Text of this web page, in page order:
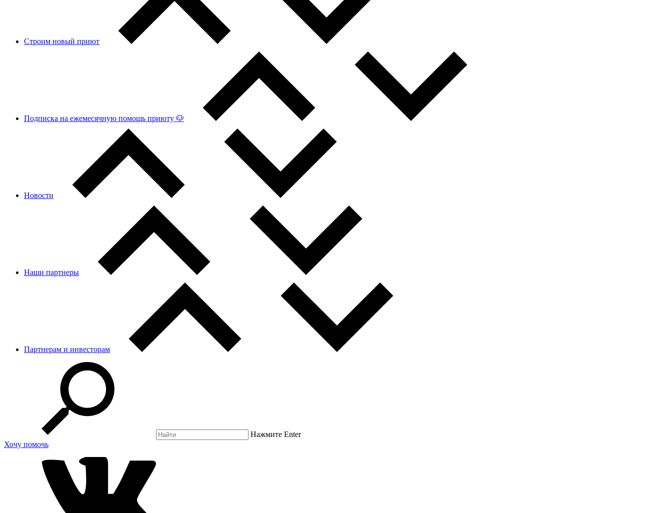
Строим новый приют
Подписка на ежемесячную помощь приюту 🐶
Новости
Наши партнеры
Партнерам и инвесторам
Нажмите Enter
Хочу помочь